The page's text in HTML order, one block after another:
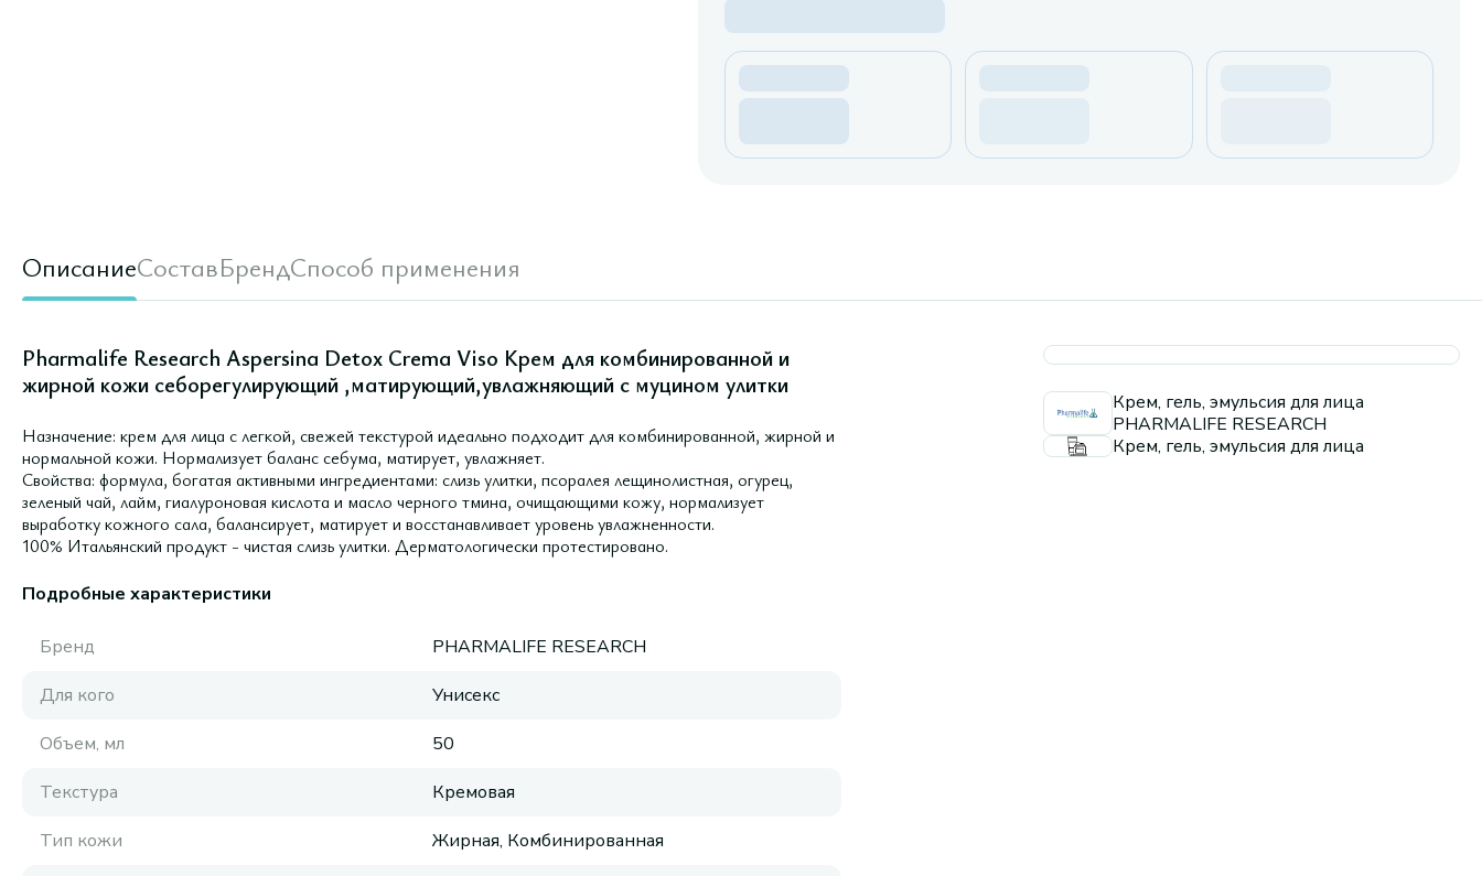
ОписаниеСоставБрендСпособ применения
Pharmalife Research Aspersina Detox Crema Viso Крем для комбинированной и
жирной кожи себорегулирующий ,матирующий,увлажняющий с муцином улитки
Назначение: крем для лица с легкой, свежей текстурой идеально подходит для комбинированной, жирной и
нормальной кожи. Нормализует баланс себума, матирует, увлажняет.
Свойства: формула, богатая активными ингредиентами: слизь улитки, псоралея лещинолистная, огурец,
зеленый чай, лайм, гиалуроновая кислота и масло черного тмина, очищающими кожу, нормализует
выработку кожного сала, балансирует, матирует и восстанавливает уровень увлажненности.
100% Итальянский продукт - чистая слизь улитки. Дерматологически протестировано.
Подробные характеристики
Бренд
PHARMALIFE RESEARCH
Для кого
Унисекс
Объем, мл
50
Текстура
Кремовая
Тип кожи
Жирная, Комбинированная
Крем, гель, эмульсия для лица
PHARMALIFE RESEARCH
Крем, гель, эмульсия для лица